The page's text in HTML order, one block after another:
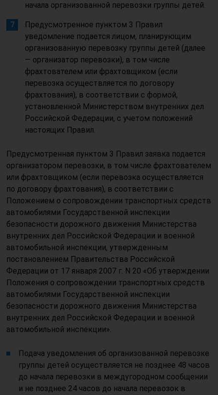
начала организованной перевозки группы детей.
Предусмотренное пунктом 3 Правил
уведомление подается лицом, планирующим
организованную перевозку группы детей (далее
— организатор перевозки), в том числе
фрахтователем или фрахтовщиком (если
перевозка осуществляется по договору
фрахтования), в соответствии с формой,
установленной Министерством внутренних дел
Российской Федерации, с учетом положений
настоящих Правил.
Предусмотренная пунктом 3 Правил заявка подается
организатором перевозки, в том числе фрахтователем
или фрахтовщиком (если перевозка осуществляется
по договору фрахтования), в соответствии с
Положением о сопровождении транспортных средств
автомобилями Государственной инспекции
безопасности дорожного движения Министерства
внутренних дел Российской Федерации и военной
автомобильной инспекции, утвержденным
постановлением Правительства Российской
Федерации от 17 января 2007 г. N 20 «Об утверждении
Положения о сопровождении транспортных средств
автомобилями Государственной инспекции
безопасности дорожного движения Министерства
внутренних дел Российской Федерации и военной
автомобильной инспекции».
Подача уведомления об организованной перевозке
группы детей осуществляется не позднее 48 часов
до начала перевозки в междугородном сообщении
и не позднее 24 часов до начала перевозок в